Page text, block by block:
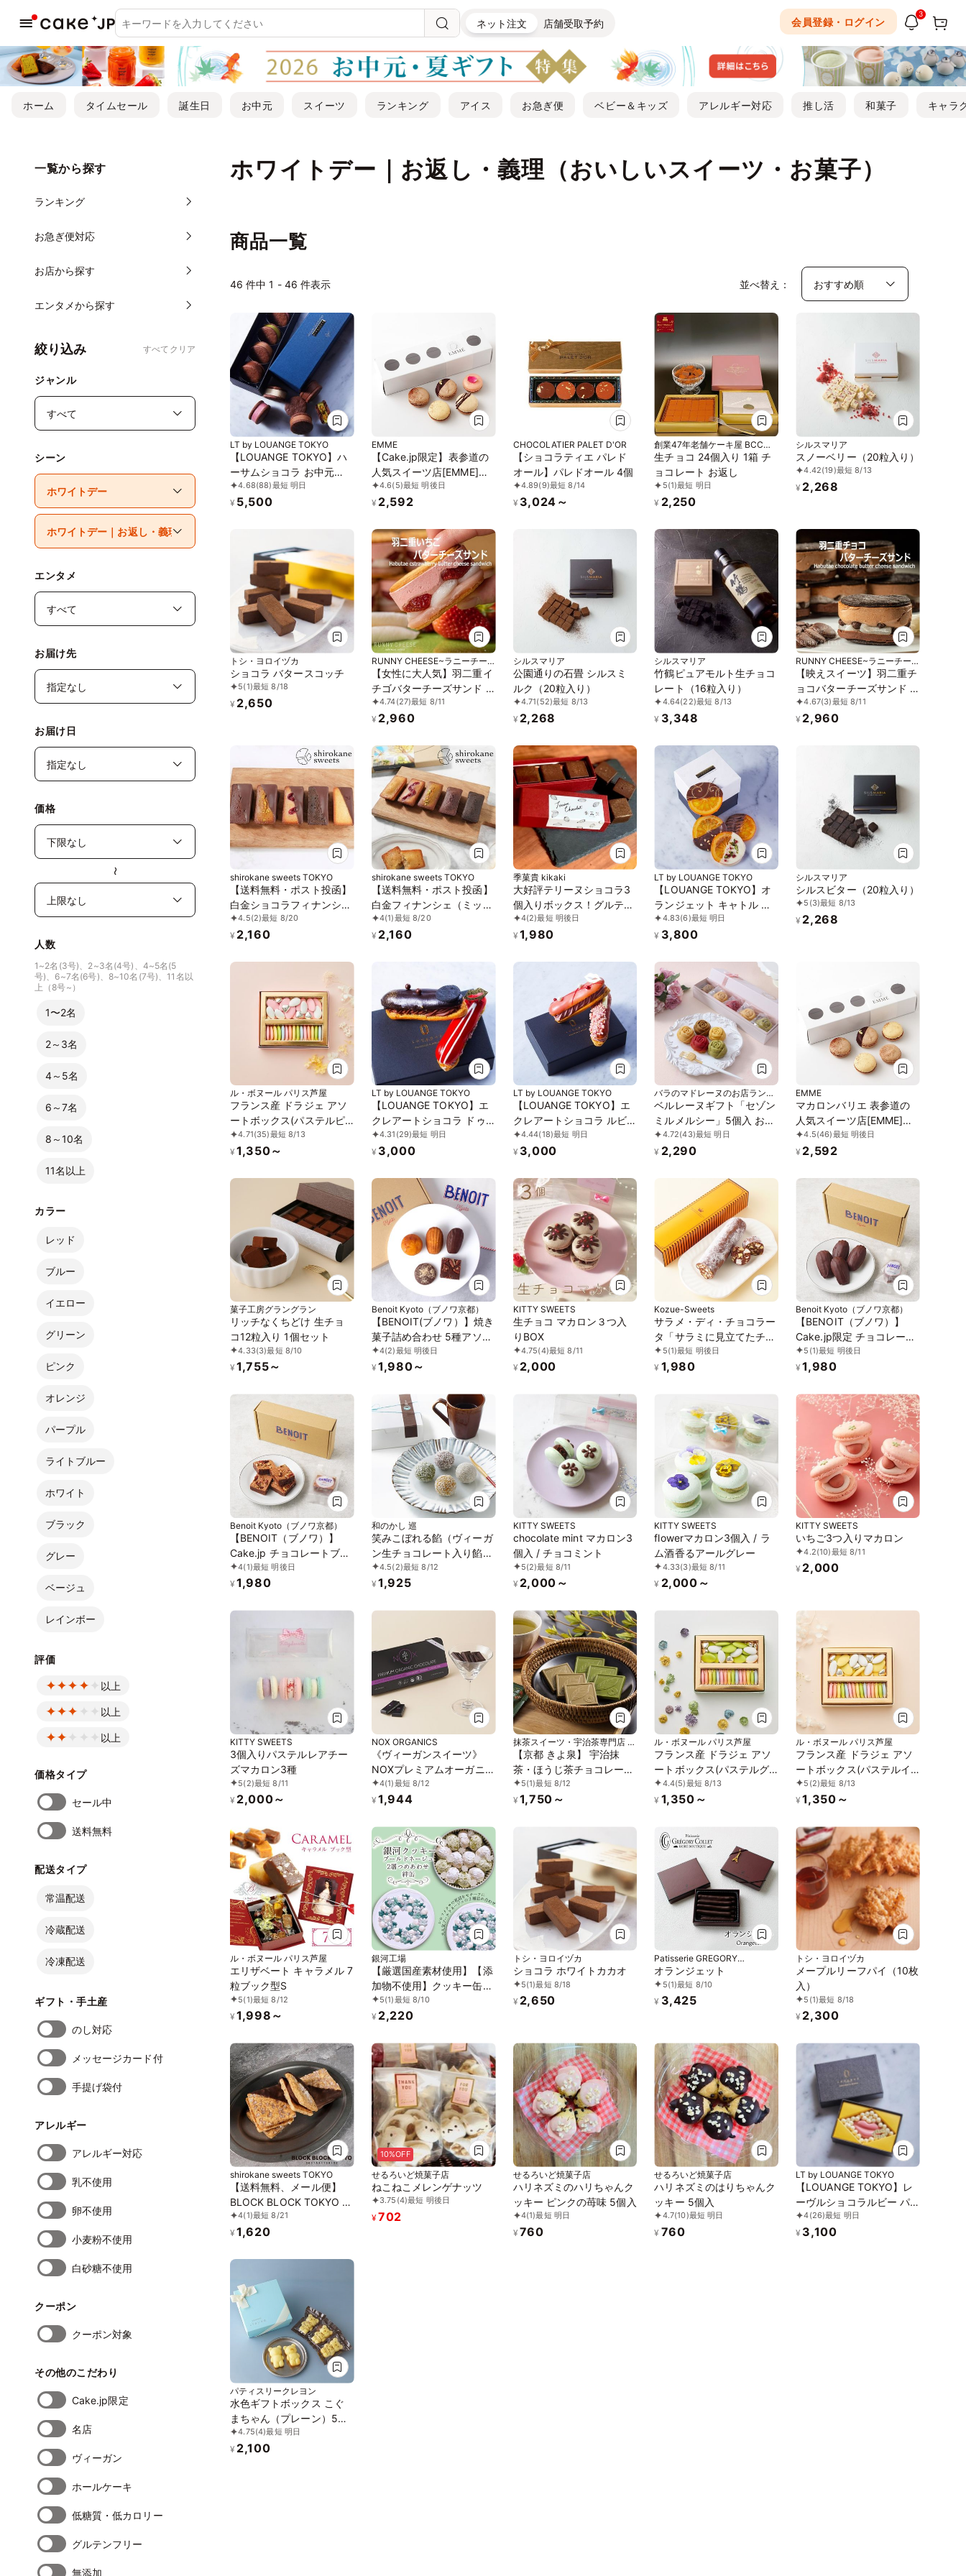
ネット注文 店舗受取予約 会員登録・ログイン
3
ホーム タイムセール 誕生日 お中元 スイーツ ランキング アイス お急ぎ便 ベビー＆キッズ アレルギー対応 推し活 和菓子 キャラ
ホワイトデー｜お返し・義理（おいしいスイーツ・お菓子）
一覧から探す
ランキング
お急ぎ便対応
お店から探す
エンタメから探す
絞り込み すべてクリア
ジャンル
シーン
エンタメ
お届け先
お届け日
価格
〜
人数
1~2名(3号)、2~3名(4号)、4~5名(5
号)、6~7名(6号)、8~10名(7号)、11名以
上（8号~）
1〜2名
2～3名
4～5名
6～7名
8～10名
11名以上
カラー
レッド
ブルー
イエロー
グリーン
ピンク
オレンジ
パープル
ライトブルー
ホワイト
ブラック
グレー
ベージュ
レインボー
評価
以上
以上
以上
価格タイプ
セール中
送料無料
配送タイプ
常温配送
冷蔵配送
冷凍配送
ギフト・手土産
のし対応
メッセージカード付
手提げ袋付
アレルギー
アレルギー対応
乳不使用
卵不使用
小麦粉不使用
白砂糖不使用
クーポン
クーポン対象
その他のこだわり
Cake.jp限定
名店
ヴィーガン
ホールケーキ
低糖質・低カロリー
グルテンフリー
無添加
商品一覧
46 件中 1 - 46 件表示 並べ替え：
LT by LOUANGE TOKYO
【LOUANGE TOKYO】ハ
ーサムショコラ お中元
2026
4.68(88)最短 明日
¥ 5,500
EMME
【Cake.jp限定】表参道の
人気スイーツ店[EMME]の
実力派パティシエが作る
トリュフ香るマカロンショ
4.6(5)最短 明後日
¥ 2,592
CHOCOLATIER PALET D'OR
【ショコラティエ パレド
オール】パレドオール 4個
4.89(9)最短 8/14
¥ 3,024～
創業47年老舗ケーキ屋 BCCス
イーツ
生チョコ 24個入り 1箱 チ
ョコレート お返し
5(1)最短 明日
¥ 2,250
シルスマリア
スノーベリー（20粒入り）
4.42(19)最短 8/13
¥ 2,268
トシ・ヨロイヅカ
ショコラ バタースコッチ
5(1)最短 8/18
¥ 2,650
RUNNY CHEESE~ラニーチー
ズ~
【女性に大人気】羽二重イ
チゴバターチーズサンド 5
個入
4.74(27)最短 8/11
¥ 2,960
シルスマリア
公園通りの石畳 シルスミ
ルク（20粒入り）
4.71(52)最短 8/13
¥ 2,268
シルスマリア
竹鶴ピュアモルト生チョコ
レート（16粒入り）
4.64(22)最短 8/13
¥ 3,348
RUNNY CHEESE~ラニーチー
ズ~
【映えスイーツ】羽二重チ
ョコバターチーズサンド 5
個入り
4.67(3)最短 8/11
¥ 2,960
shirokane sweets TOKYO
【送料無料・ポスト投函】
白金ショコラフィナンシェ
（ミックス）5個入（ポス
ト投函・配送日時指定不
4.5(2)最短 8/20
¥ 2,160
shirokane sweets TOKYO
【送料無料・ポスト投函】
白金フィナンシェ（ミック
ス）5個入（ポスト投函・
配送日時指定不可）
4(1)最短 8/20
¥ 2,160
季菓貴 kikaki
大好評テリーヌショコラ3
個入りボックス！グルテン
フリー・白砂糖不使用
4(2)最短 明後日
¥ 1,980
LT by LOUANGE TOKYO
【LOUANGE TOKYO】オ
ランジェット キャトル お
中元2026
4.83(6)最短 明日
¥ 3,800
シルスマリア
シルスビター（20粒入り）
5 (3)最短 8/13
¥ 2,268
ル・ボヌール パリス芦屋
フランス産 ドラジェ アソ
ートボックス(パステルピ
ンク) S-5
4.71(35)最短 8/13
¥ 1,350～
LT by LOUANGE TOKYO
【LOUANGE TOKYO】エ
クレアートショコラ ドゥ
お中元2026
4.31 (29)最短 明日
¥ 3,000
LT by LOUANGE TOKYO
【LOUANGE TOKYO】エ
クレアートショコラ ルビ
ー お中元2026
4.44(18)最短 明日
¥ 3,000
バラのマドレーヌのお店ランジ
ェラ
ベルレーヌギフト「セゾン
ミルメルシー」5個入 お中
元2026
4.72(43)最短 明日
¥ 2,290
EMME
マカロンバリエ 表参道の
人気スイーツ店[EMME]の
実力派パティシエが作るト
リュフ香るマカロンショコ
4.5(46)最短 明後日
¥ 2,592
菓子工房グラングラン
リッチなくちどけ 生チョ
コ12粒入り 1個セット
4.33(3)最短 8/10
¥ 1,755～
Benoit Kyoto（ブノワ京都）
【BENOIT(ブノワ）】焼き
菓子詰め合わせ 5種アソー
ト 5個入 母の日 2026
4(2)最短 明後日
¥ 1,980～
KITTY SWEETS
生チョコ マカロン３つ入
りBOX
4.75(4)最短 8/11
¥ 2,000
Kozue-Sweets
サラメ・ディ・チョコラー
タ「サラミに見立てたチョ
コレート」
5(1)最短 明後日
¥ 1,980
Benoit Kyoto（ブノワ京都）
【BENOIT（ブノワ）】
Cake.jp限定 チョコレート
マドレーヌ 5個入 母の日
2026
5 (1)最短 明後日
¥ 1,980
Benoit Kyoto（ブノワ京都）
【BENOIT（ブノワ）】
Cake.jp チョコレートブラ
ウニー 5個入 母の日 2026
4(1)最短 明後日
¥ 1,980
和のかし 巡
笑みこぼれる餡（ヴィーガ
ン生チョコレート入り餡子
玉 4個入り）《ヴィーガン
スイーツ》
4.5(2)最短 8/12
¥ 1,925
KITTY SWEETS
chocolate mint マカロン3
個入 / チョコミント
5(2)最短 8/11
¥ 2,000～
KITTY SWEETS
flowerマカロン3個入 / ラ
ム酒香るアールグレー
4.33(3)最短 8/11
¥ 2,000～
KITTY SWEETS
いちご3つ入りマカロン
4.2(10)最短 8/11
¥ 2,000
KITTY SWEETS
3個入りパステルレアチー
ズマカロン3種
5(2)最短 8/11
¥ 2,000～
NOX ORGANICS
《ヴィーガンスイーツ》
NOXプレミアムオーガニッ
クチョコレートLove
Editionクランベリー12粒
4(1)最短 8/12
¥ 1,944
抹茶スイーツ・宇治茶専門店 京
都きよ泉
【京都 きよ泉】 宇治抹
茶・ほうじ茶チョコレート
8枚入り 抹茶スイーツ 抹茶
チョコ ギフト プレゼント
5(1)最短 8/12
¥ 1,750～
ル・ボヌール パリス芦屋
フランス産 ドラジェ アソ
ートボックス(パステルグ
リーン) S-5
4.4(5)最短 8/13
¥ 1,350～
ル・ボヌール パリス芦屋
フランス産 ドラジェ アソ
ートボックス(パステルイ
エロー) S-5
5 (2)最短 8/13
¥ 1,350～
ル・ボヌール パリス芦屋
エリザベート キャラメル 7
粒ブック型S
5(1)最短 8/12
¥ 1,998～
銀河工場
【厳選国産素材使用】【添
加物不使用】クッキー缶
プチギフト 銀河クッキー
ブールドネージュ 絆缶
5(1)最短 8/10
¥ 2,220
トシ・ヨロイヅカ
ショコラ ホワイトカカオ
5(1)最短 8/18
¥ 2,650
Patisserie GREGORY
COLLET (グレゴリー・コレ)
オランジェット
5(1)最短 8/10
¥ 3,425
トシ・ヨロイヅカ
メープルリーフパイ（10枚
入）
5 (1)最短 8/18
¥ 2,300
shirokane sweets TOKYO
【送料無料、メール便】
BLOCK BLOCK TOKYO シ
ョコラバスクチーズクッキ
ー（キャラメル） 4枚入
4(1)最短 8/21
¥ 1,620
10%OFF
せるろいど焼菓子店
ねこねこメレンゲナッツ
3.75 (4)最短 明後日
¥702
せるろいど焼菓子店
ハリネズミのハリちゃんク
ッキー ピンクの苺味 5個入
4(1)最短 明日
¥ 760
せるろいど焼菓子店
ハリネズミのはりちゃんク
ッキー 5個入
4.7(10)最短 明日
¥ 760
LT by LOUANGE TOKYO
【LOUANGE TOKYO】レ
ーヴルショコラルビー パ
ール お中元2026
4(26)最短 明日
¥ 3,100
パティスリークレヨン
水色ギフトボックス こぐ
まちゃん（プレーン）5個
入り
4.75(4)最短 明日
¥ 2,100